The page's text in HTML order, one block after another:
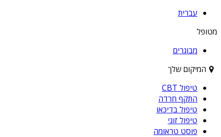
עברית
מטופל
מבוגרים
המיקום שלך
טיפול CBT
התקף חרדה
טיפול בדיכאו
טיפול זוגי
פוסט טראומה